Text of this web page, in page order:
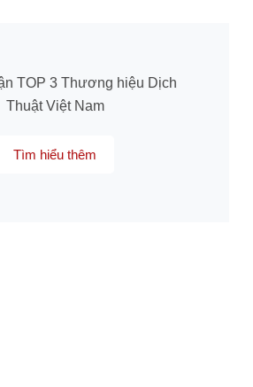
TOP 3 Thương hiệu Dịch
Thuật Việt Nam
Tìm hiểu thêm